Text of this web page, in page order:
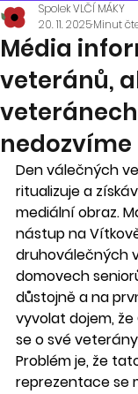
Média
veteránů,
nedozvíme
Spolek VLČÍ MÁKY
20. 11. 2025Minut
Den válečných
ritualizuje a
mediální obraz.
nástup na
druhoválečných
domovech
důstojně a na
vyvolat dojem, že
se o své
Problém je, že
reprezentace se